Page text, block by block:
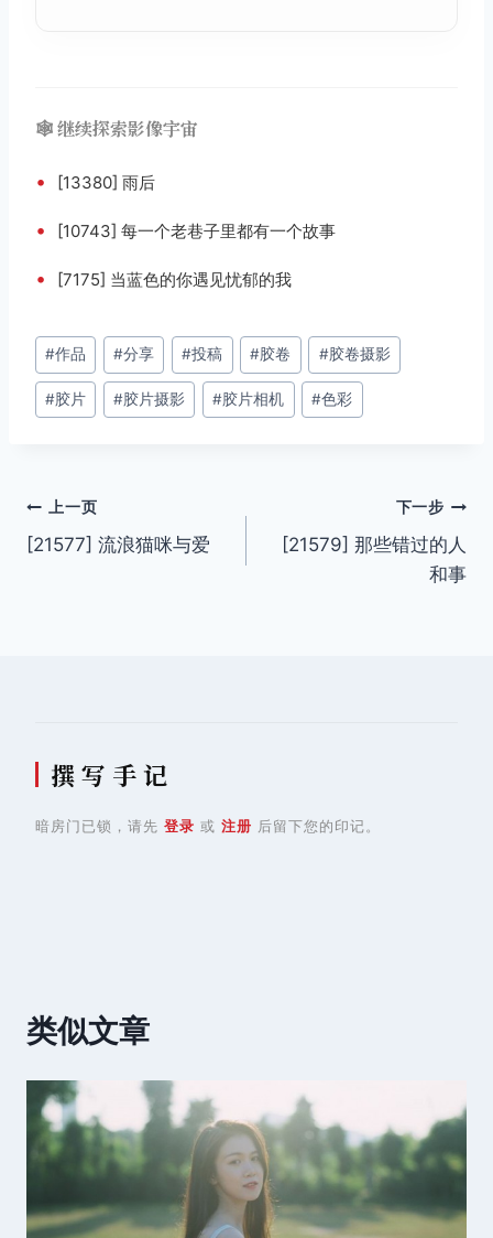
🕸️ 继续探索影像宇宙
• [13380] 雨后
• [10743] 每一个老巷子里都有一个故事
• [7175] 当蓝色的你遇见忧郁的我
文
章
标
#作品 #分享 #投稿 #胶卷 #胶卷摄影
#胶片 #胶片摄影 #胶片相机 #色彩
文
章
上一页
[21577] 流浪猫咪与爱
下一步
[21579] 那些错过的人
和事
撰 写 手 记
暗房门已锁，请先 登录 或 注册 后留下您的印记。
类似文章